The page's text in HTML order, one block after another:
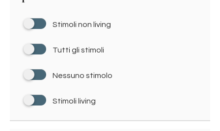
Stimoli non living
Tutti gli stimoli
Nessuno stimolo
Stimoli living